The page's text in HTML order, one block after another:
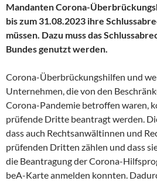
Mandanten Corona-
bis zum 31.08.2023 ihre
müssen. Dazu muss das
Bundes genutzt werden.
Corona-Überbrückungshilfen und
Unternehmen, die von den
Corona-Pandemie betroffen waren,
prüfende Dritte beantragt werden.
dass auch Rechtsanwältinnen und
prüfenden Dritten zählen und dass
die Beantragung der Corona-
beA-Karte anmelden konnten.